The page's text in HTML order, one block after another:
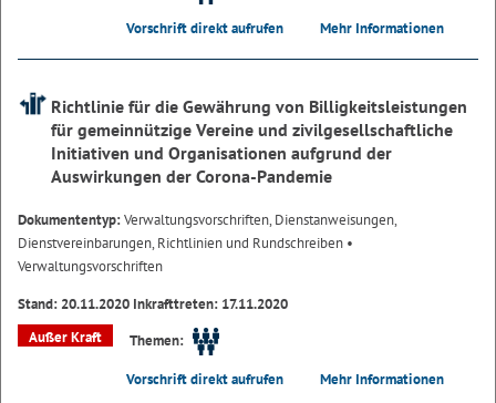
Vorschrift direkt aufrufen Mehr Informationen
Richtlinie für die Gewährung von Billigkeitsleistungen
für gemeinnützige Vereine und zivilgesellschaftliche
Initiativen und Organisationen aufgrund der
Auswirkungen der Corona-Pandemie
Dokumententyp:Verwaltungsvorschriften, Dienstanweisungen,
Dienstvereinbarungen, Richtlinien und Rundschreiben •
Verwaltungsvorschriften
Stand: 20.11.2020 Inkrafttreten: 17.11.2020
Außer Kraft
Themen:
Vorschrift direkt aufrufen Mehr Informationen